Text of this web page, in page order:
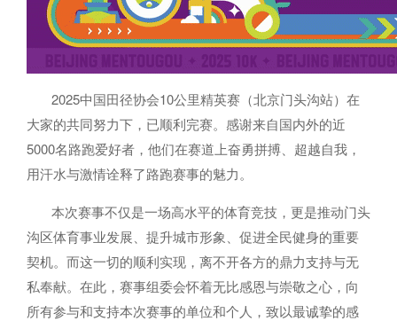
2025中国田径协会10公里精英赛（北京门头沟站）在
大家的共同努力下，已顺利完赛。感谢来自国内外的近
5000名路跑爱好者，他们在赛道上奋勇拼搏、超越自我，
用汗水与激情诠释了路跑赛事的魅力。
本次赛事不仅是一场高水平的体育竞技，更是推动门头
沟区体育事业发展、提升城市形象、促进全民健身的重要
契机。而这一切的顺利实现，离不开各方的鼎力支持与无
私奉献。在此，赛事组委会怀着无比感恩与崇敬之心，向
所有参与和支持本次赛事的单位和个人，致以最诚挚的感